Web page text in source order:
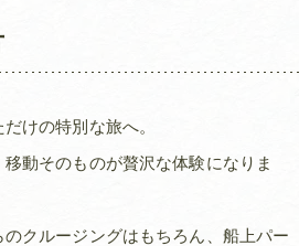
けの特別な旅へ。
動そのものが贅沢な体験になりま
クルージングはもちろん、船上パー